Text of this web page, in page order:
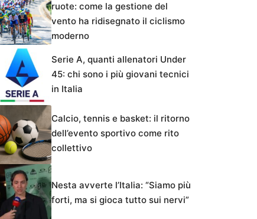
ruote: come la gestione del
vento ha ridisegnato il ciclismo
moderno
Serie A, quanti allenatori Under
45: chi sono i più giovani tecnici
in Italia
Calcio, tennis e basket: il ritorno
dell’evento sportivo come rito
collettivo
Nesta avverte l’Italia: “Siamo più
forti, ma si gioca tutto sui nervi”